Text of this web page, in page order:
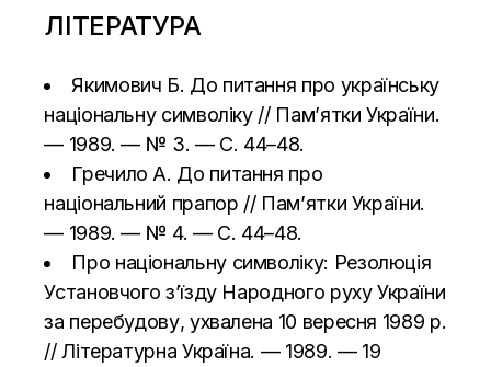
ЛІТЕРАТУРА
Якимович Б. До питання про українську
національну символіку // Пам’ятки України.
— 1989. — № 3. — С. 44–48.
Гречило А. До питання про
національний прапор // Пам’ятки України.
— 1989. — № 4. — С. 44–48.
Про національну символіку: Резолюція
Установчого з’їзду Народного руху України
за перебудову, ухвалена 10 вересня 1989 р.
// Літературна Україна. — 1989. — 19